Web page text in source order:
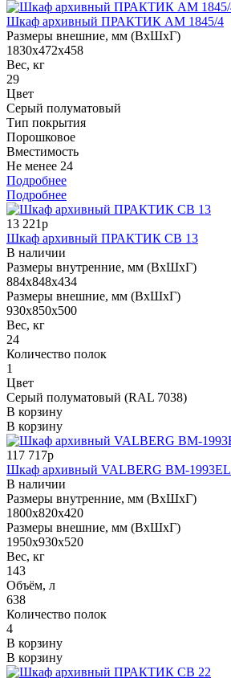
Шкаф архивный ПРАКТИК AM 1845/4
Размеры внешние, мм (ВхШхГ)
1830x472x458
Вес, кг
29
Цвет
Серый полуматовый
Тип покрытия
Порошковое
Вместимость
Не менее 24
Подробнее
Подробнее
13 221р
Шкаф архивный ПРАКТИК СВ 13
В наличии
Размеры внутренние, мм (ВхШхГ)
884x848x434
Размеры внешние, мм (ВхШхГ)
930x850x500
Вес, кг
24
Количество полок
1
Цвет
Серый полуматовый (RAL 7038)
В корзину
В корзину
117 717р
Шкаф архивный VALBERG BM-1993EL
В наличии
Размеры внутренние, мм (ВхШхГ)
1800x820x420
Размеры внешние, мм (ВхШхГ)
1950x930x520
Вес, кг
143
Объём, л
638
Количество полок
4
В корзину
В корзину